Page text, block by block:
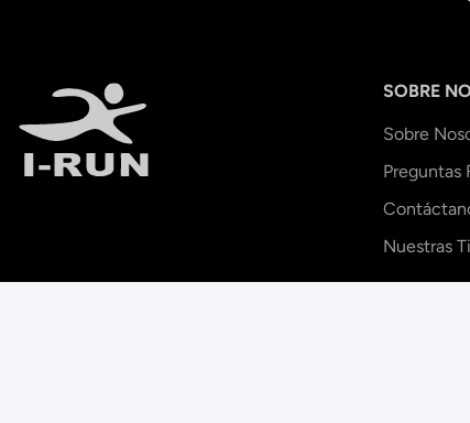
SOBRE
Sobre
Preguntas
Nuestras